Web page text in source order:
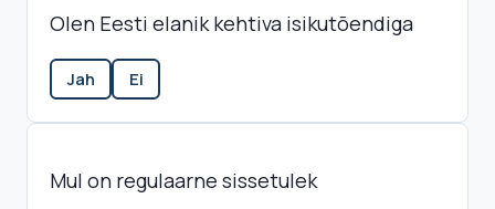
Olen Eesti elanik kehtiva isikutõendiga
Jah Ei
Mul on regulaarne sissetulek